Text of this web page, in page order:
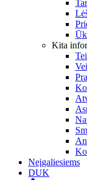
Kita
Neįgaliesiems
DUK